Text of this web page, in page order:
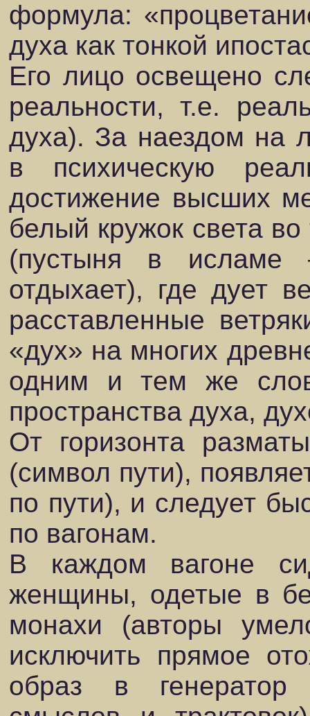
формула:
духа как тонкой
Его лицо освещено
реальности, т.е.
духа). За наездом на
в психическую
достижение высших
белый кружок света
(пустыня в
отдыхает), где дует
расставленные
«дух» на многих
одним и тем же
пространства духа,
От горизонта
(символ пути),
по пути), и следует
по вагонам.
В каждом вагоне
женщины, одетые в
монахи (авторы
исключить прямое
образ в генератор